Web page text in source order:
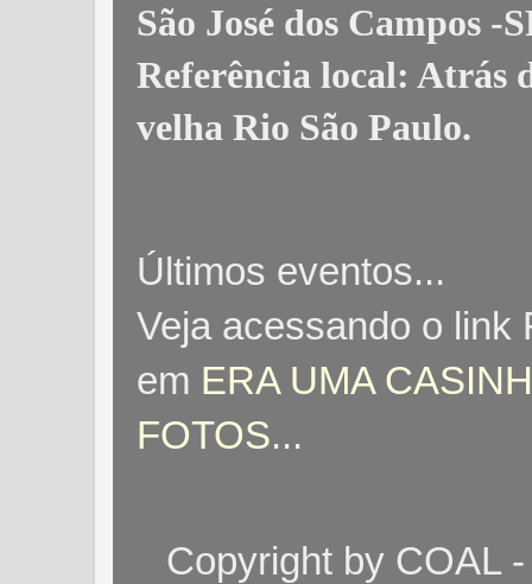
São José dos Campos -
Referência local: Atrás
velha Rio São Paulo.
Últimos eventos...
Veja acessando o link
em ERA UMA
FOTOS...
Copyright by COAL